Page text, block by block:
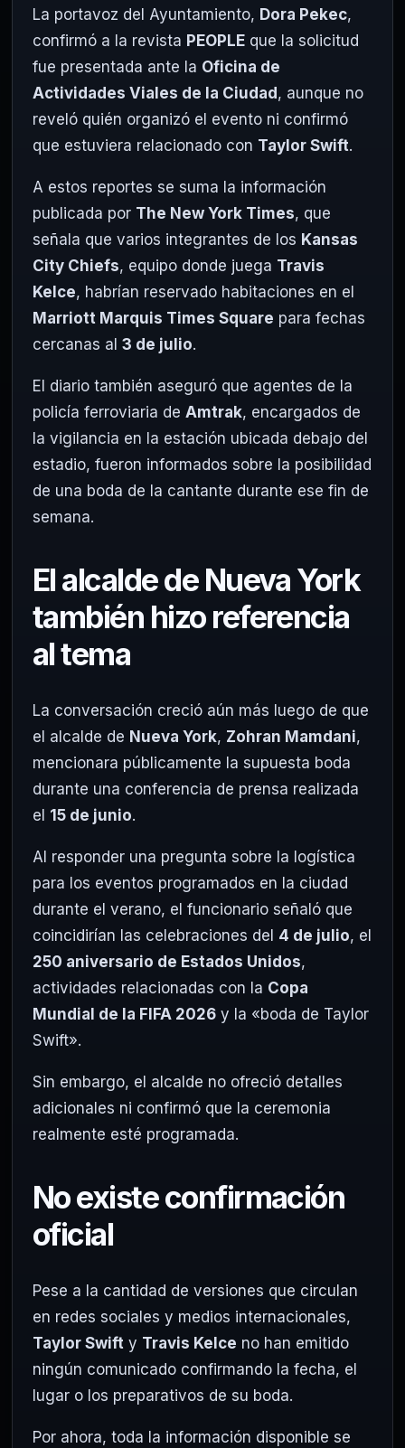
La portavoz del Ayuntamiento, Dora Pekec,
confirmó a la revista PEOPLE que la solicitud
fue presentada ante la Oficina de
Actividades Viales de la Ciudad, aunque no
reveló quién organizó el evento ni confirmó
que estuviera relacionado con Taylor Swift.
A estos reportes se suma la información
publicada por The New York Times, que
señala que varios integrantes de los Kansas
City Chiefs, equipo donde juega Travis
Kelce, habrían reservado habitaciones en el
Marriott Marquis Times Square para fechas
cercanas al 3 de julio.
El diario también aseguró que agentes de la
policía ferroviaria de Amtrak, encargados de
la vigilancia en la estación ubicada debajo del
estadio, fueron informados sobre la posibilidad
de una boda de la cantante durante ese fin de
semana.
El alcalde de Nueva York
también hizo referencia
al tema
La conversación creció aún más luego de que
el alcalde de Nueva York, Zohran Mamdani,
mencionara públicamente la supuesta boda
durante una conferencia de prensa realizada
el 15 de junio.
Al responder una pregunta sobre la logística
para los eventos programados en la ciudad
durante el verano, el funcionario señaló que
coincidirían las celebraciones del 4 de julio, el
250 aniversario de Estados Unidos,
actividades relacionadas con la Copa
Mundial de la FIFA 2026 y la «boda de Taylor
Swift».
Sin embargo, el alcalde no ofreció detalles
adicionales ni confirmó que la ceremonia
realmente esté programada.
No existe confirmación
oficial
Pese a la cantidad de versiones que circulan
en redes sociales y medios internacionales,
Taylor Swift y Travis Kelce no han emitido
ningún comunicado confirmando la fecha, el
lugar o los preparativos de su boda.
Por ahora, toda la información disponible se